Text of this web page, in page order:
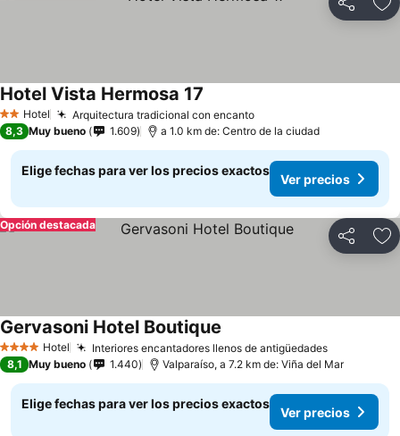
Compartir
2 Estrellas
Hotel Arquitectura tradicional con encantoVer precios
Hotel Vista Hermosa 17
8,3 Muy bueno 1.609 a 1.0 km de: Centro de la ciudad
Elige fechas para ver los precios exactos
Ver precios
Compartir
Opción destacada
4 EstrellasHotel Interiores encantadores llenos de antigüedadesVer
Gervasoni Hotel Boutique
8,1 Muy bueno 1.440 Valparaíso, a 7.2 km de: Viña del Mar
Elige fechas para ver los precios exactos
Ver precios